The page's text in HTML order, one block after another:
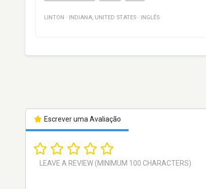
LINTON · INDIANA, UNITED STATES · INGLÊS
Escrever uma Avaliação